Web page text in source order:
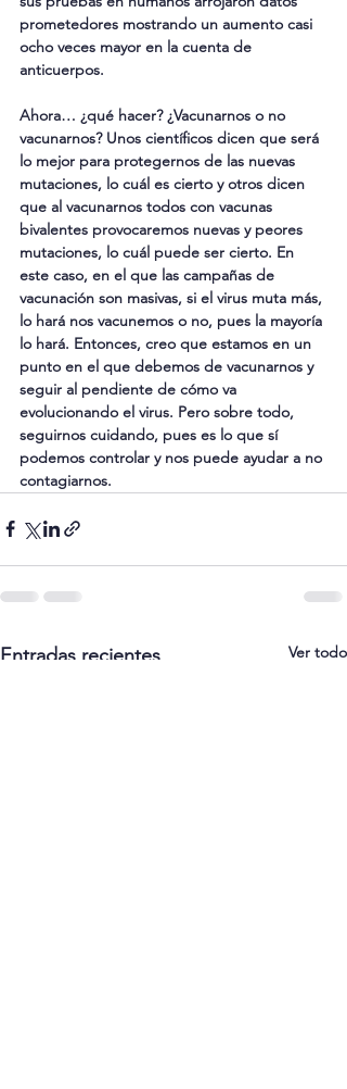
prometedores mostrando un aumento casi
ocho veces mayor en la cuenta de
anticuerpos.
Ahora… ¿qué hacer? ¿Vacunarnos o no
vacunarnos? Unos científicos dicen que será
lo mejor para protegernos de las nuevas
mutaciones, lo cuál es cierto y otros dicen
que al vacunarnos todos con vacunas
bivalentes provocaremos nuevas y peores
mutaciones, lo cuál puede ser cierto. En
este caso, en el que las campañas de
vacunación son masivas, si el virus muta más,
lo hará nos vacunemos o no, pues la mayoría
lo hará. Entonces, creo que estamos en un
punto en el que debemos de vacunarnos y
seguir al pendiente de cómo va
evolucionando el virus. Pero sobre todo,
seguirnos cuidando, pues es lo que sí
podemos controlar y nos puede ayudar a no
contagiarnos.
Entradas recientes Ver todo